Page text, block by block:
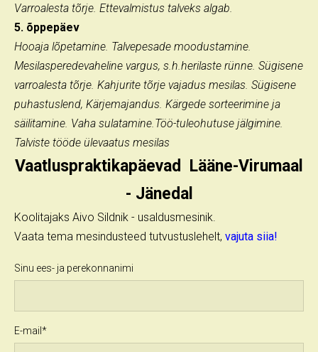
Varroalesta tõrje. Ettevalmistus talveks algab.
5. õppepäev
Hooaja lõpetamine. Talvepesade moodustamine.
Mesilasperedevaheline vargus, s.h.herilaste rünne. Sügisene
varroalesta tõrje. Kahjurite tõrje vajadus mesilas. Sügisene
puhastuslend, Kärjemajandus. Kärgede sorteerimine ja
säilitamine. Vaha sulatamine.Töö-tuleohutuse jälgimine.
Talviste tööde ülevaatus mesilas
Vaatluspraktikapäevad Lääne-Virumaal
- Jänedal
Koolitajaks Aivo Sildnik - usaldusmesinik.
Vaata tema mesindusteed tutvustuslehelt, vajuta siia!
Sinu ees- ja perekonnanimi
E-mail